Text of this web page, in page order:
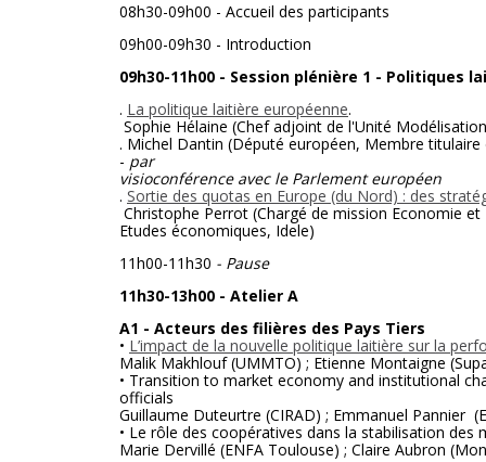
08h30-09h00 - Accueil des participants
09h00-09h30 - Introduction
09h30-11h00 - Session plénière 1 - Politiques
. La politique laitière européenne.
Sophie Hélaine (Chef adjoint de l'Unité
. Michel Dantin (Député européen, Membre
- par
visioconférence avec le Parlement européen
. Sortie des quotas en Europe (du Nord) : des
Christophe Perrot (Chargé de mission Economie
Etudes économiques, Idele)
11h00-11h30 - Pause
11h30-13h00 - Atelier A
A1 - Acteurs des filières des Pays Tiers
• L’impact de la nouvelle politique laitière sur la
Malik Makhlouf (UMMTO) ; Etienne Montaigne
• Transition to market economy and institutional
officials
Guillaume Duteurtre (CIRAD) ; Emmanuel Pannier
• Le rôle des coopératives dans la stabilisation des
Marie Dervillé (ENFA Toulouse) ; Claire Aubron